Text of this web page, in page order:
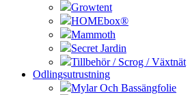
Growtent
HOMEbox®
Mammoth
Secret Jardin
Tillbehör / Scrog / Växtnät
Odlingsutrustning
Mylar Och Bassängfolie